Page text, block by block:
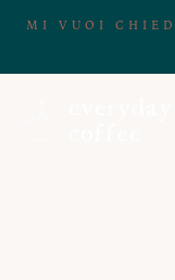
MI VUOI